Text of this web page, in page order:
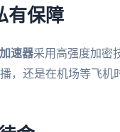
有保障
速器采用高强度加密
，还是在机场等飞机